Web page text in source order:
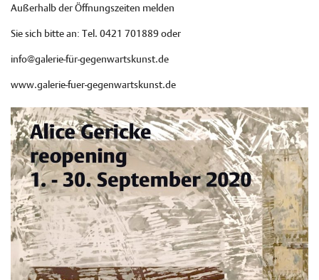
Außerhalb der Öffnungszeiten melden
Sie sich bitte an: Tel. 0421 701889 oder
info@galerie-für-gegenwartskunst.de
www.galerie-fuer-gegenwartskunst.de